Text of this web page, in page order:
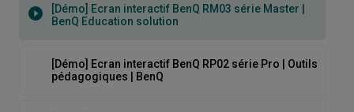
[Démo] Ecran interactif BenQ RM03 série Master |
BenQ Education solution
[Démo] Ecran interactif BenQ RP02 série Pro | Outils
pédagogiques | BenQ